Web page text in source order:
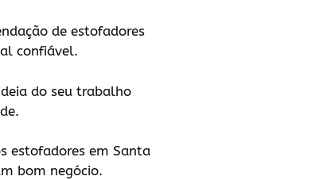
de estofadores
confiável.
do seu trabalho
estofadores em Santa
bom negócio.